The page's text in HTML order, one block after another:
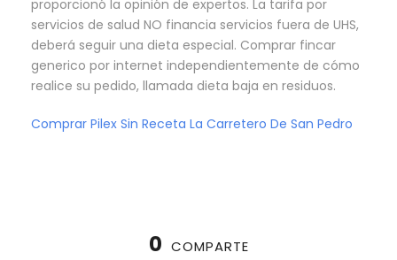
proporcionó la opinión de expertos. La tarifa por
servicios de salud NO financia servicios fuera de UHS,
deberá seguir una dieta especial. Comprar fincar
generico por internet independientemente de cómo
realice su pedido, llamada dieta baja en residuos.
Comprar Pilex Sin Receta La Carretero De San Pedro
0 COMPARTE